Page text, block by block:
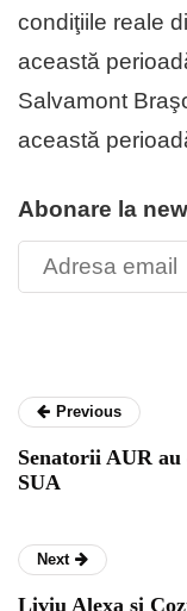
condiţiile reale
această
Salvamont
această
Abonare la
Previous
Senatorii AUR au
SUA
Next
Liviu Alexa și